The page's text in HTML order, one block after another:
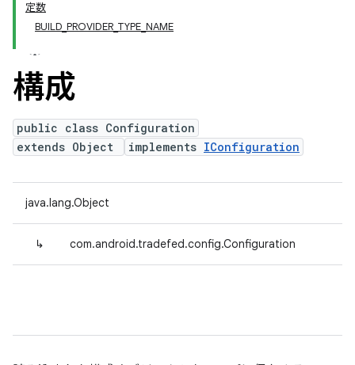
定数
BUILD_PROVIDER_TYPE_NAME
構成
public class Configuration
extends Object
implements IConfiguration
java.lang.Object
↳ com.android.tradefed.config.Configuration